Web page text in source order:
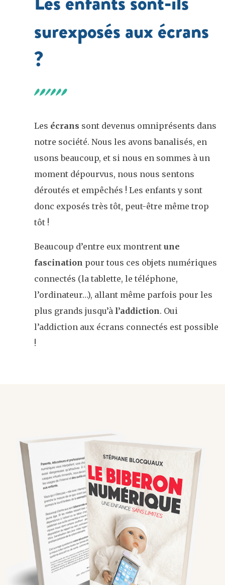
surexposés aux écrans
?
Les écrans sont devenus omniprésents dans
notre société. Nous les avons banalisés, en
usons beaucoup, et si nous en sommes à un
moment dépourvus, nous nous sentons
déroutés et empêchés ! Les enfants y sont
donc exposés très tôt, peut-être même trop
tôt !
Beaucoup d’entre eux montrent une
fascination pour tous ces objets numériques
connectés (la tablette, le téléphone,
l’ordinateur…), allant même parfois pour les
plus grands jusqu’à l’addiction. Oui
l’addiction aux écrans connectés est possible
!